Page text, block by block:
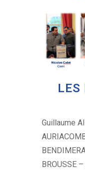
LES
Guillaume
BROUSSE –